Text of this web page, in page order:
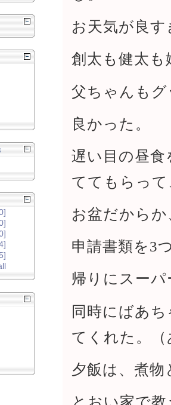
お天気が良
創太も健太
父ちゃんも
良かった。
遅い目の昼
ててもらっ
お盆だから
申請書類を3
帰りにスー
同時にばあ
てくれた。
夕飯は、煮